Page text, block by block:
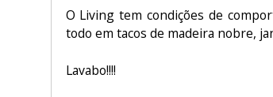
O Living tem condições de
todo em tacos de madeira nobre,
Lavabo!!!!